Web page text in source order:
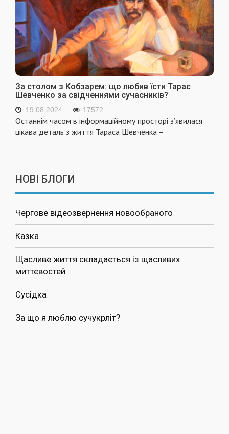
За столом з Кобзарем: що любив їсти Тарас
Шевченко за свідченнями сучасників?
19.08.2024 17572
Останнім часом в інформаційному просторі з’явилася
цікава деталь з життя Тараса Шевченка –
НОВІ БЛОГИ
Чергове відеозвернення новообраного
Казка
Щасливе життя складається із щасливих
миттєвостей
Сусідка
За що я люблю сучукрліт?